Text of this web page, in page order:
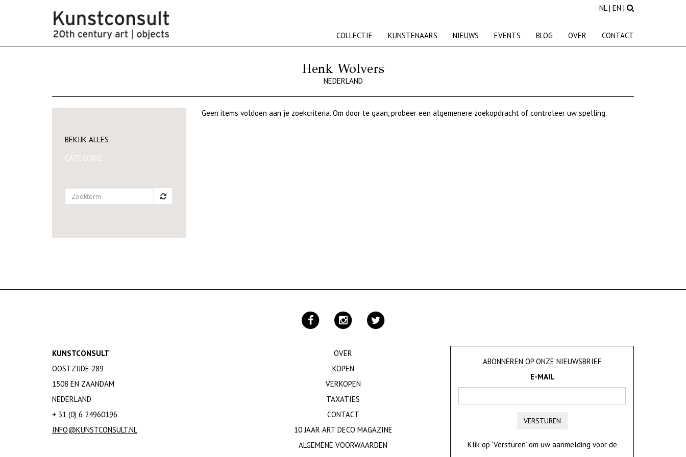
NL| EN |
COLLECTIE KUNSTENAARS NIEUWS EVENTS BLOG OVER CONTACT
Henk Wolvers
NEDERLAND
BEKIJK ALLES
CATEGORIE
Geen items voldoen aan je zoekcriteria. Om door te gaan, probeer een algemenere zoekopdracht of controleer uw spelling.
KUNSTCONSULT
OOSTZIJDE 289
1508 EN ZAANDAM
NEDERLAND
+ 31 (0) 6 24960196
INFO@KUNSTCONSULT.NL
OVER
KOPEN
VERKOPEN
TAXATIES
CONTACT
10 JAAR ART DECO MAGAZINE
ALGEMENE VOORWAARDEN
ABONNEREN OP ONZE NIEUWSBRIEF
E-MAIL
VERSTUREN
Klik op ‘Versturen’ om uw aanmelding voor de